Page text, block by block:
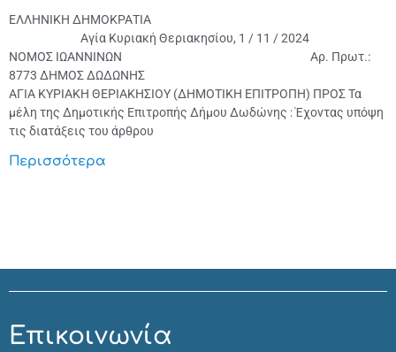
ΕΛΛΗΝΙΚΗ ΔΗΜΟΚΡΑΤΙΑ
Αγία Κυριακή Θεριακησίου, 1 / 11 / 2024
ΝΟΜΟΣ ΙΩΑΝΝΙΝΩΝ Αρ. Πρωτ.:
8773 ΔΗΜΟΣ ΔΩΔΩΝΗΣ
ΑΓΙΑ ΚΥΡΙΑΚΗ ΘΕΡΙΑΚΗΣΙΟΥ (ΔΗΜΟΤΙΚΗ ΕΠΙΤΡΟΠΗ) ΠΡΟΣ Τα
μέλη της Δημοτικής Επιτροπής Δήμου Δωδώνης : Έχοντας υπόψη
τις διατάξεις του άρθρου
Περισσότερα
Επικοινωνία